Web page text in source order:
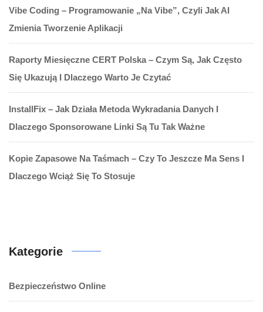
Vibe Coding – Programowanie „na Vibe”, Czyli Jak AI
Zmienia Tworzenie Aplikacji
Raporty Miesięczne CERT Polska – Czym Są, Jak Często
Się Ukazują I Dlaczego Warto Je Czytać
InstallFix – Jak Działa Metoda Wykradania Danych I
Dlaczego Sponsorowane Linki Są Tu Tak Ważne
Kopie Zapasowe Na Taśmach – Czy To Jeszcze Ma Sens I
Dlaczego Wciąż Się To Stosuje
Kategorie
Bezpieczeństwo Online